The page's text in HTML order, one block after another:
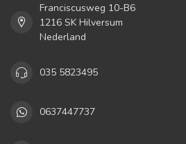
Franciscusweg 10-B6
1216 SK Hilversum
Nederland
035 5823495
0637447737